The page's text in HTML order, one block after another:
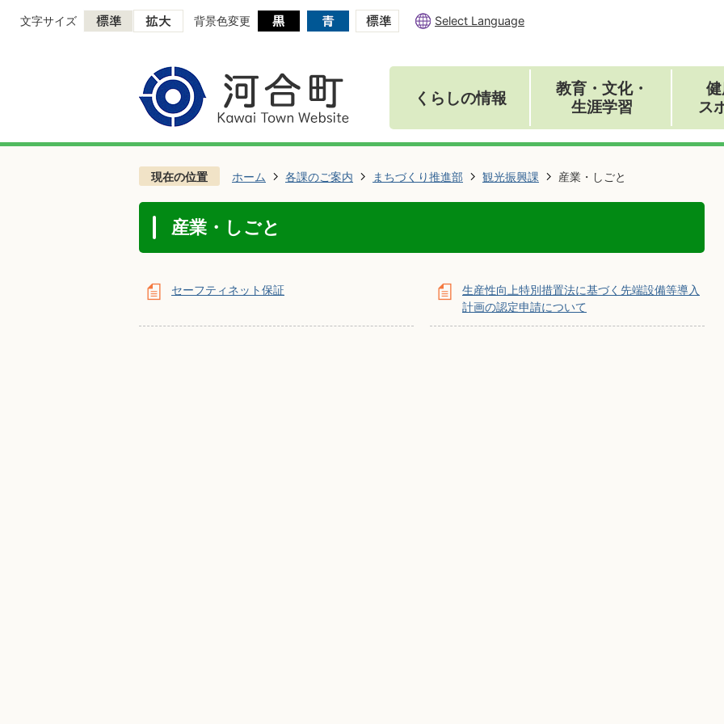
文字サイズ 背景色変更 Select Language
くらしの情報
教育・文化・
生涯学習
ス
現在の位置 ホーム 各課のご案内 まちづくり推進部 観光振興課 産業・しごと
産業・しごと
セーフティネット保証
生産性向上特別措置法に基づく先端設備等導入
計画の認定申請について